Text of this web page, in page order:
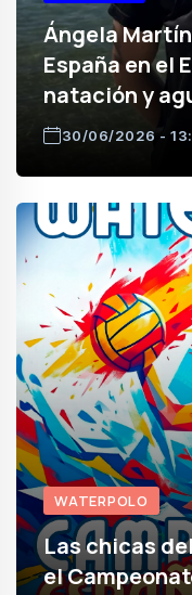
Ángela
España en el
natación y
30/06/2026 -
WATERPOLO
Las chicas
el